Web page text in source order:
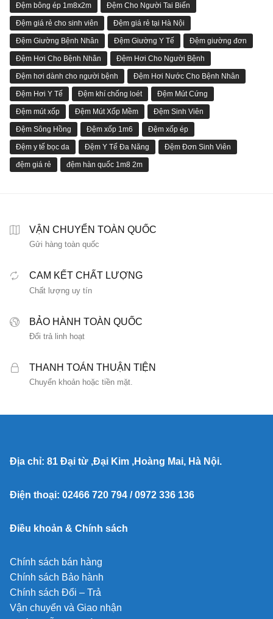
Đệm bông ép 1m8x2m Đệm Cho Người Tai Biến
Đệm giá rẻ cho sinh viên Đệm giá rẻ tại Hà Nội
Đệm Giường Bệnh Nhân Đệm Giường Y Tế Đệm giường đơn
Đệm Hơi Cho Bệnh Nhân Đệm Hơi Cho Người Bệnh
Đệm hơi dành cho người bệnh Đệm Hơi Nước Cho Bệnh Nhân
Đệm Hơi Y Tế Đệm khí chống loét Đệm Mút Cứng
Đệm mút xốp Đệm Mút Xốp Mềm Đệm Sinh Viên
Đệm Sông Hồng Đệm xốp 1m6 Đệm xốp ép
Đệm y tế bọc da Đệm Y Tế Đa Năng Đệm Đơn Sinh Viên
đệm giá rẻ đệm hàn quốc 1m8 2m
VẬN CHUYỂN TOÀN QUỐC
Gửi hàng toàn quốc
CAM KẾT CHẤT LƯỢNG
Chất lượng uy tín
BẢO HÀNH TOÀN QUỐC
Đổi trả linh hoạt
THANH TOÁN THUẬN TIỆN
Chuyển khoản hoặc tiền mặt.
Địa chỉ: 81 Đại từ ,Đại Kim ,Hoàng Mai, Hà Nội.
Điện thoại: 02466 720 794 / 0972 336 136
Điều khoản & Chính sách
Chính sách bán hàng
Chính sách Bảo hành
Chính sách Đổi – Trả
Vận chuyển và Giao nhận